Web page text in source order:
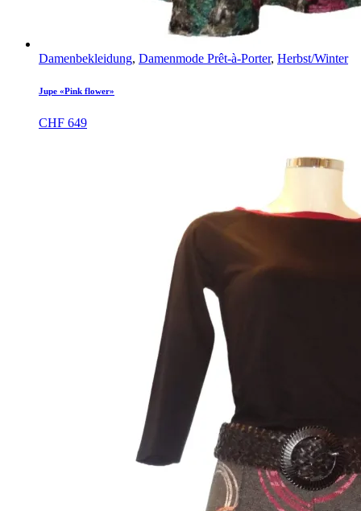
Damenbekleidung, Damenmode Prêt-à-Porter, Herbst/Winter
Jupe «Pink flower»
CHF 649